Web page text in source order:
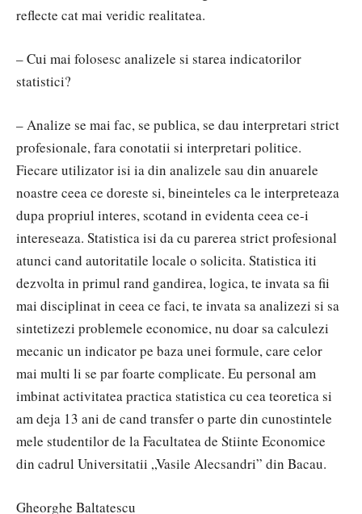
reflecte cat mai veridic realitatea.
– Cui mai folosesc analizele si starea indicatorilor
statistici?
– Analize se mai fac, se publica, se dau interpretari strict
profesionale, fara conotatii si interpretari politice.
Fiecare utilizator isi ia din analizele sau din anuarele
noastre ceea ce doreste si, bineinteles ca le interpreteaza
dupa propriul interes, scotand in evidenta ceea ce-i
intereseaza. Statistica isi da cu parerea strict profesional
atunci cand autoritatile locale o solicita. Statistica iti
dezvolta in primul rand gandirea, logica, te invata sa fii
mai disciplinat in ceea ce faci, te invata sa analizezi si sa
sintetizezi problemele economice, nu doar sa calculezi
mecanic un indicator pe baza unei formule, care celor
mai multi li se par foarte complicate. Eu personal am
imbinat activitatea practica statistica cu cea teoretica si
am deja 13 ani de cand transfer o parte din cunostintele
mele studentilor de la Facultatea de Stiinte Economice
din cadrul Universitatii „Vasile Alecsandri” din Bacau.
Gheorghe Baltatescu